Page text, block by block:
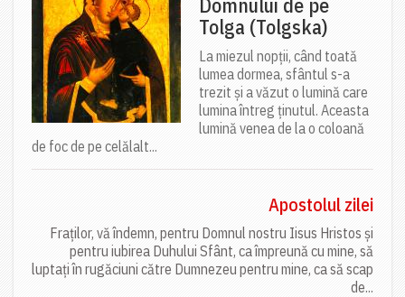
Tolga (Tolgska)
La miezul nopții, când toată
lumea dormea, sfântul s-a
trezit și a văzut o lumină care
lumina întreg ținutul. Aceasta
lumină venea de la o coloană
de foc de pe celălalt...
Apostolul zilei
Fraților, vă îndemn, pentru Domnul nostru Iisus Hristos și
pentru iubirea Duhului Sfânt, ca împreună cu mine, să
luptați în rugăciuni către Dumnezeu pentru mine, ca să scap
de...